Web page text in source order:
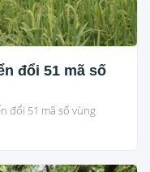
đổi 51 mã số
đổi 51 mã số vùng